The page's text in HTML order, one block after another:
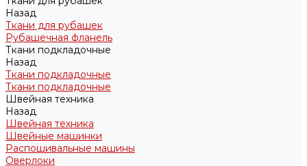
Назад
Ткани для рубашек
Рубашечная фланель
Ткани подкладочные
Назад
Ткани подкладочные
Ткани подкладочные
Швейная техника
Назад
Швейная техника
Швейные машинки
Распошивальные машины
Оверлоки